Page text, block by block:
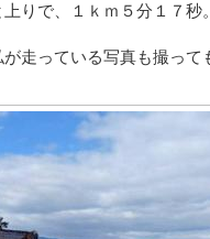
りで、１ｋｍ５分１７秒
走っている写真も撮って